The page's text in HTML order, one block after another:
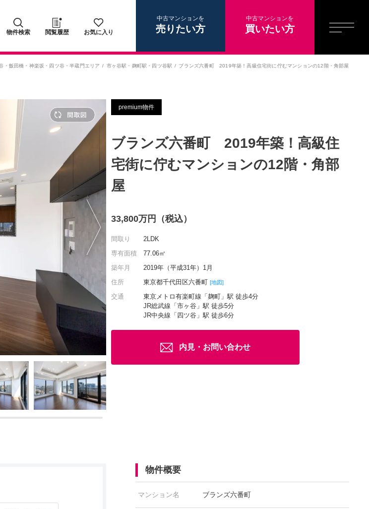
物件検索 閲覧履歴 お気に入り
中古マンションを
売りたい方
中古マンションを
買いたい方
・飯田橋・神楽坂・四ツ谷・半蔵門エリア 市ヶ谷駅 ・ 麹町駅 ・ 四ツ谷駅 ブランズ六番町 2019年築！高級住宅街に佇むマンションの12階・角部屋
premium物件
ブランズ六番町 2019年築！高級住
宅街に佇むマンションの12階・角部
屋
33,800万円（税込）
間取り
2LDK
専有面積
77.06㎡
築年月
2019年（平成31年）1月
住所
東京都千代田区六番町 [地図]
交通
東京メトロ有楽町線「麹町」駅 徒歩4分
JR総武線「市ヶ谷」駅 徒歩5分
JR中央線「四ツ谷」駅 徒歩6分
内見・お問い合わせ
物件概要
マンション名 ブランズ六番町